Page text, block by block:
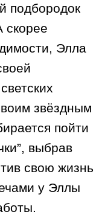
подбородок
скорее
Элла
звёздным
пойти
выбрав
свою жизнь
у Эллы